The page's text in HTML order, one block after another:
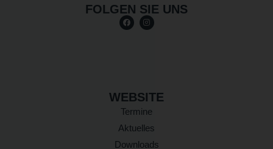
FOLGEN SIE UNS
WEBSITE
Termine
Aktuelles
Downloads